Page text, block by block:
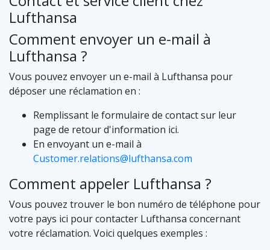
Lufthansa
Comment envoyer un e-mail à
Lufthansa ?
Vous pouvez envoyer un e-mail à Lufthansa pour
déposer une réclamation en :
Remplissant le formulaire de contact sur leur
page de retour d'information ici.
En envoyant un e-mail à
Customer.relations@lufthansa.com
Comment appeler Lufthansa ?
Vous pouvez trouver le bon numéro de téléphone pour
votre pays ici pour contacter Lufthansa concernant
votre réclamation. Voici quelques exemples :